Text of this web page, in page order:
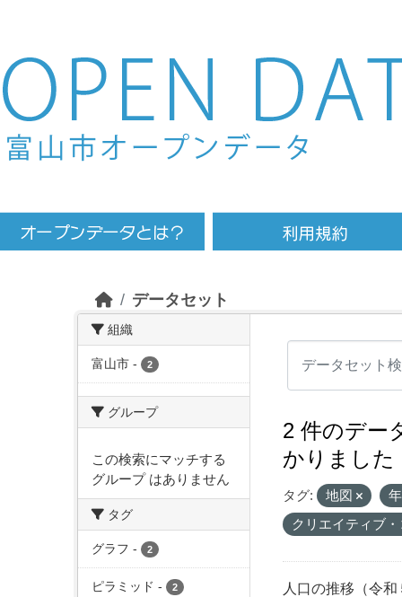
Skip to main content
データセット
組織
富山市 - 2
グループ
この検索にマッチする
グループ はありません
タグ
グラフ - 2
ピラミッド - 2
2 件のデー
かりました
タグ: 地図
クリエイティブ
人口の推移（令和